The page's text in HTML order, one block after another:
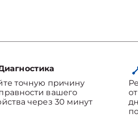
точную причину
вашего
через 30 минут